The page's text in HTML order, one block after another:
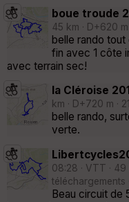
boue troude
45 km · D+620
belle rando
fin avec 1 côte
avec terrain sec!
la Cléroise
km · D+720 m ·
belle rando,
verte.
08:28 · VTT · 49
téléchargements ·
Beau circuit de